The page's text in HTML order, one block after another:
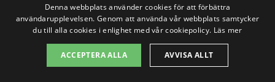
tilläggsisolering. Tack vare vår plattform
kan du enkelt få kontakt med företag i ditt
närområde som erbjuder denna tjänst.
Denna webbplats använder cookies för att förbättra
användarupplevelsen. Genom att använda vår webbplats samtycker
du till alla cookies i enlighet med vår cookiepolicy. Läs mer
ACCEPTERA ALLA AVVISA ALLT